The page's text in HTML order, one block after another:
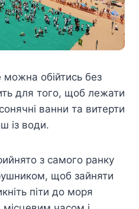
обійтись без
для того, щоб лежати
ванни та витерти
із води.
з самого ранку
щоб зайняти
піти до моря